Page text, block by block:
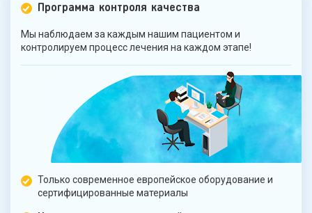
Программа контроля качества
Мы наблюдаем за каждым нашим пациентом и
контролируем процесс лечения на каждом этапе!
Только современное европейское оборудование и
сертифицированные материалы